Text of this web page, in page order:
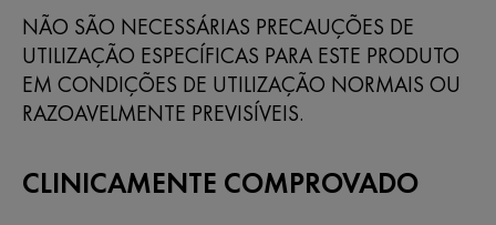
NÃO SÃO NECESSÁRIAS PRECAUÇÕES DE
UTILIZAÇÃO ESPECÍFICAS PARA ESTE PRODUTO
EM CONDIÇÕES DE UTILIZAÇÃO NORMAIS OU
RAZOAVELMENTE PREVISÍVEIS.
CLINICAMENTE COMPROVADO